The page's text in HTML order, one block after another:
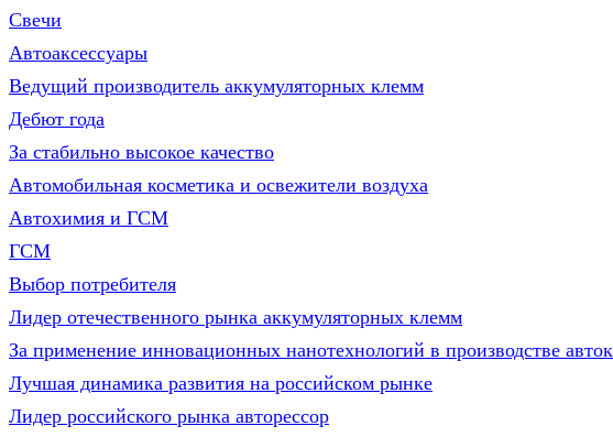
Свечи
Автоаксессуары
Ведущий производитель аккумуляторных клемм
Дебют года
За стабильно высокое качество
Автомобильная косметика и освежители воздуха
Автохимия и ГСМ
ГСМ
Выбор потребителя
Лидер отечественного рынка аккумуляторных клемм
За применение инновационных нанотехнологий в производстве
Лучшая динамика развития на российском рынке
Лидер российского рынка авторессор